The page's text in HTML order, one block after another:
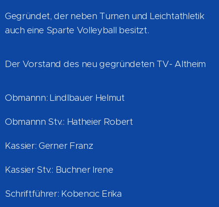
Gegründet, der neben Turnen und Leichtathletik
auch eine Sparte Volleyball besitzt.
Der Vorstand des neu gegründeten TV- Altheim
Obmannn: Lindlbauer Helmut
Obmannn Stv.: Hatheier Robert
Kassier: Gerner Franz
Kassier Stv.: Buchner Irene
Schriftführer: Kobencic Erika